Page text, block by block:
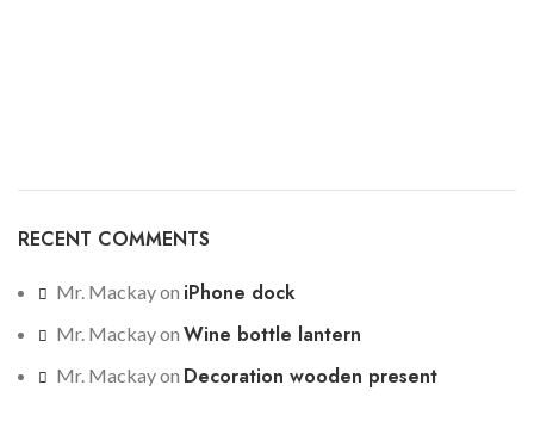
RECENT COMMENTS
Mr. Mackayon iPhone dock
Mr. Mackayon Wine bottle lantern
Mr. Mackayon Decoration wooden present